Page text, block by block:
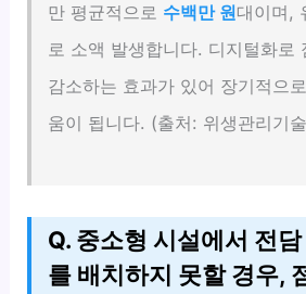
만 평균적으로 수백만 원대이며,
로 소액 발생합니다. 디지털화로
감소하는 효과가 있어 장기적으
움이 됩니다. (출처: 위생관리기
Q. 중소형 시설에서 전
를 배치하지 못할 경우,